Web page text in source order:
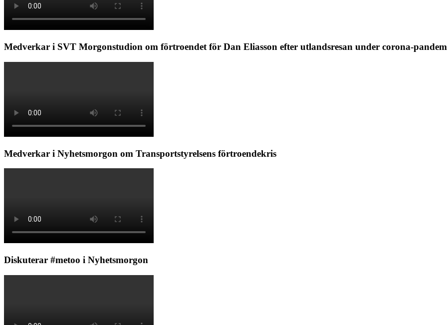
Medverkar i SVT Morgonstudion om förtroendet för Dan Eliasson efter utlandsresan under corona-
Medverkar i Nyhetsmorgon om Transportstyrelsens förtroendekris
Diskuterar #metoo i Nyhetsmorgon